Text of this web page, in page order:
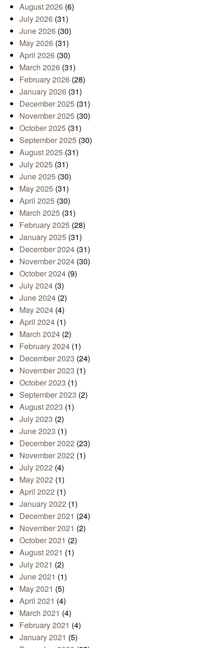
August 2026 (6)
July 2026 (31)
June 2026 (30)
May 2026 (31)
April 2026 (30)
March 2026 (31)
February 2026 (28)
January 2026 (31)
December 2025 (31)
November 2025 (30)
October 2025 (31)
September 2025 (30)
August 2025 (31)
July 2025 (31)
June 2025 (30)
May 2025 (31)
April 2025 (30)
March 2025 (31)
February 2025 (28)
January 2025 (31)
December 2024 (31)
November 2024 (30)
October 2024 (9)
July 2024 (3)
June 2024 (2)
May 2024 (4)
April 2024 (1)
March 2024 (2)
February 2024 (1)
December 2023 (24)
November 2023 (1)
October 2023 (1)
September 2023 (2)
August 2023 (1)
July 2023 (2)
June 2023 (1)
December 2022 (23)
November 2022 (1)
July 2022 (4)
May 2022 (1)
April 2022 (1)
January 2022 (1)
December 2021 (24)
November 2021 (2)
October 2021 (2)
August 2021 (1)
July 2021 (2)
June 2021 (1)
May 2021 (5)
April 2021 (4)
March 2021 (4)
February 2021 (4)
January 2021 (5)